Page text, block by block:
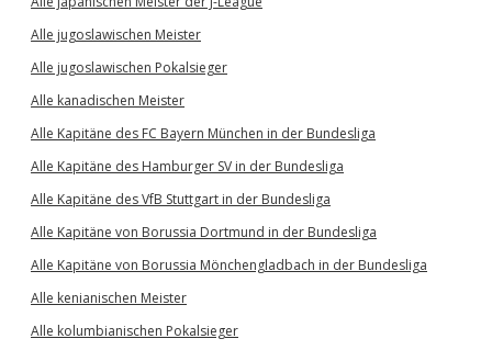
Alle jugoslawischen Meister
Alle jugoslawischen Pokalsieger
Alle kanadischen Meister
Alle Kapitäne des FC Bayern München in der Bundesliga
Alle Kapitäne des Hamburger SV in der Bundesliga
Alle Kapitäne des VfB Stuttgart in der Bundesliga
Alle Kapitäne von Borussia Dortmund in der Bundesliga
Alle Kapitäne von Borussia Mönchengladbach in der Bundesliga
Alle kenianischen Meister
Alle kolumbianischen Pokalsieger